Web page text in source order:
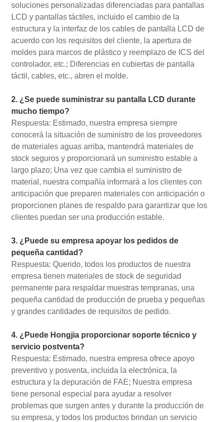
soluciones personalizadas diferenciadas para pantallas
LCD y pantallas táctiles, incluido el cambio de la
estructura y la interfaz de los cables de pantalla LCD de
acuerdo con los requisitos del cliente, la apertura de
moldes para marcos de plástico y reemplazo de ICS del
controlador, etc.; Diferencias en cubiertas de pantalla
táctil, cables, etc., abren el molde.
2. ¿Se puede suministrar su pantalla LCD durante
mucho tiempo?
Respuesta: Estimado, nuestra empresa siempre
conocerá la situación de suministro de los proveedores
de materiales aguas arriba, mantendrá materiales de
stock seguros y proporcionará un suministro estable a
largo plazo; Una vez que cambia el suministro de
material, nuestra compañía informará a los clientes con
anticipación que preparen materiales con anticipación o
proporcionen planes de respaldo para garantizar que los
clientes puedan ser una producción estable.
3. ¿Puede su empresa apoyar los pedidos de
pequeña cantidad?
Respuesta: Querido, todos los productos de nuestra
empresa tienen materiales de stock de seguridad
permanente para respaldar muestras tempranas, una
pequeña cantidad de producción de prueba y pequeñas
y grandes cantidades de requisitos de pedido.
4. ¿Puede Hongjia proporcionar soporte técnico y
servicio postventa?
Respuesta: Estimado, nuestra empresa ofrece apoyo
preventivo y posventa, incluida la electrónica, la
estructura y la depuración de FAE; Nuestra empresa
tiene personal especial para ayudar a resolver
problemas que surgen antes y durante la producción de
su empresa, y todos los productos brindan un servicio